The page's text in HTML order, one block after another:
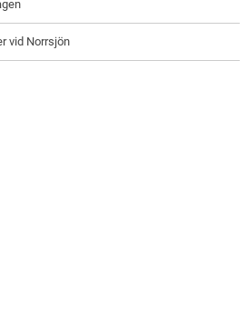
vid Norrsjön